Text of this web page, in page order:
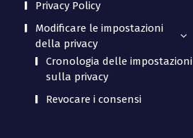
Privacy Policy
Modificare le impostazioni
della privacy
Cronologia delle impostazioni
sulla privacy
Revocare i consensi